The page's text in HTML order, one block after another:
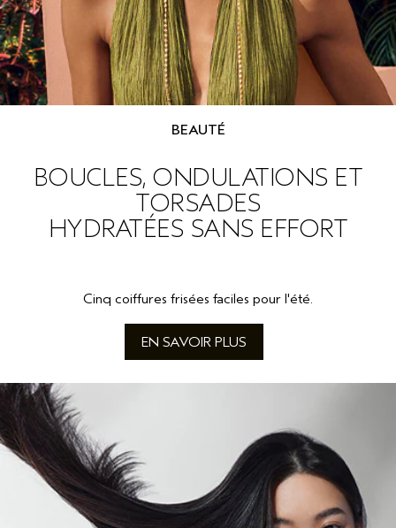
BEAUTÉ
BOUCLES, ONDULATIONS ET
TORSADES
HYDRATÉES SANS EFFORT
Cinq coiffures frisées faciles pour l'été.
EN SAVOIR PLUS